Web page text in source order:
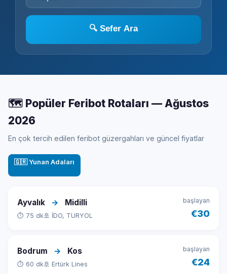
🔍 Sefer Ara
🗺️ Popüler Feribot Rotaları — Ağustos
2026
En çok tercih edilen feribot güzergahları ve güncel fiyatlar
🇬🇷 Yunan Adaları
Ayvalık → Midilli
⏱ 75 dk 🚢 İDO, TURYOL
başlayan
€30
Bodrum → Kos
⏱ 60 dk 🚢 Ertürk Lines
başlayan
€24